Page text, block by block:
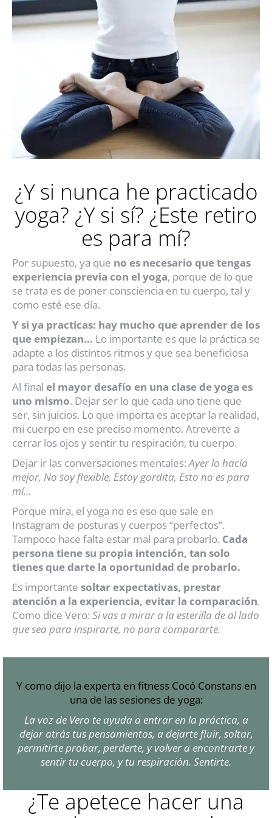
¿Y si nunca he practicado
yoga? ¿Y si sí? ¿Este retiro
es para mí?
Por supuesto, ya que no es necesario que tengas
experiencia previa con el yoga, porque de lo que
se trata es de poner consciencia en tu cuerpo, tal y
como esté ese día.
Y si ya practicas: hay mucho que aprender de los
que empiezan… Lo importante es que la práctica se
adapte a los distintos ritmos y que sea beneficiosa
para todas las personas.
Al final el mayor desafío en una clase de yoga es
uno mismo. Dejar ser lo que cada uno tiene que
ser, sin juicios. Lo que importa es aceptar la realidad,
mi cuerpo en ese preciso momento. Atreverte a
cerrar los ojos y sentir tu respiración, tu cuerpo.
Dejar ir las conversaciones mentales:Ayer lo hacía
mejor, No soy flexible, Estoy gordita, Esto no es para
mí…
Porque mira, el yoga no es eso que sale en
Instagram de posturas y cuerpos “perfectos”.
Tampoco hace falta estar mal para probarlo. Cada
persona tiene su propia intención, tan solo
tienes que darte la oportunidad de probarlo.
Es importante soltar expectativas, prestar
atención a la experiencia, evitar la comparación.
Como dice Vero: Si vas a mirar a la esterilla de al lado
que sea para inspirarte, no para compararte.
Y como dijo la experta en fitness Cocó Constans en
una de las sesiones de yoga:
La voz de Vero te ayuda a entrar en la práctica, a
dejar atrás tus pensamientos, a dejarte fluir, soltar,
permitirte probar, perderte, y volver a encontrarte y
sentir tu cuerpo, y tu respiración. Sentirte.
¿Te apetece hacer una